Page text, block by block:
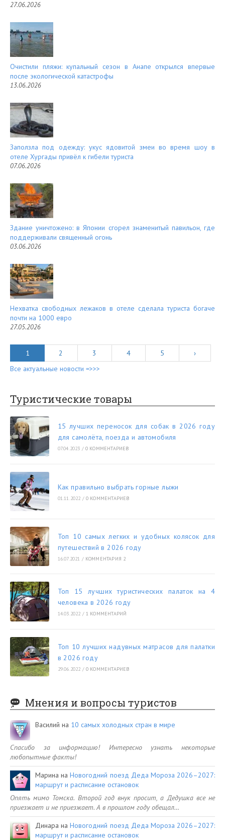
27.06.2026
Очистили пляжи: купальный сезон в Анапе открылся впервые
после экологической катастрофы
13.06.2026
Заползла под одежду: укус ядовитой змеи во время шоу в
отеле Хургады привёл к гибели туриста
07.06.2026
Здание уничтожено: в Японии сгорел знаменитый павильон, где
поддерживали священный огонь
03.06.2026
Нехватка свободных лежаков в отеле сделала туриста богаче
почти на 1000 евро
27.05.2026
1 2 3 4 5
›
Все актуальные новости =>>>
Туристические товары
15 лучших переносок для собак в 2026 году
для самолёта, поезда и автомобиля
07.04.2023 / 0 КОММЕНТАРИЕВ
Как правильно выбрать горные лыжи
01.11.2022 / 0 КОММЕНТАРИЕВ
Топ 10 самых легких и удобных колясок для
путешествий в 2026 году
16.07.2021 / КОММЕНТАРИЯ 2
Топ 15 лучших туристических палаток на 4
человека в 2026 году
14.03.2022 / 1 КОММЕНТАРИЙ
Топ 10 лучших надувных матрасов для палатки
в 2026 году
29.06.2022 / 0 КОММЕНТАРИЕВ
Мнения и вопросы туристов
Василий на 10 самых холодных стран в мире
Спасибо за информацию! Интересно узнать некоторые
любопытные факты!
Марина наНовогодний поезд Деда Мороза 2026–2027:
маршрут и расписание остановок
Опять мимо Томска. Второй год внук просит, а Дедушка все не
приезжает и не приезжает. А в прошлом году обещал…
Динара наНовогодний поезд Деда Мороза 2026–2027:
маршрут и расписание остановок